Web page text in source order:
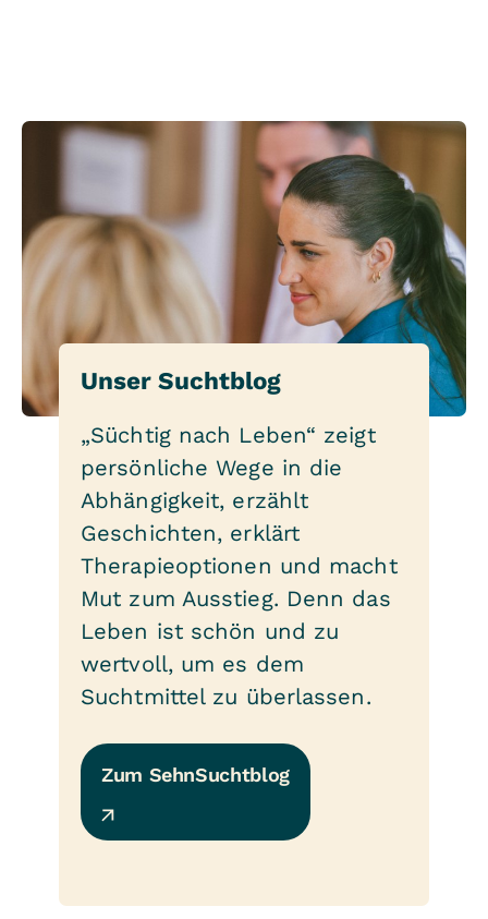
Unser Suchtblog
„Süchtig nach Leben“ zeigt
persönliche Wege in die
Abhängigkeit, erzählt
Geschichten, erklärt
Therapieoptionen und macht
Mut zum Ausstieg. Denn das
Leben ist schön und zu
wertvoll, um es dem
Suchtmittel zu überlassen.
Zum SehnSuchtblog